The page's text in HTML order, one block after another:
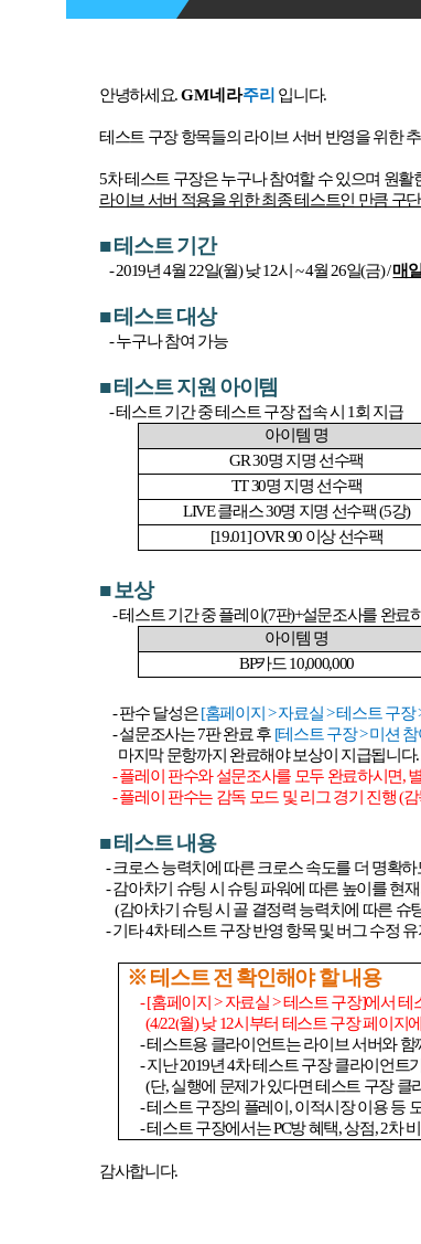
안녕하세요.GM네라주리 입니다.
테스트 구장 항목들의 라이브 서버 반영을 위한
5차 테스트 구장은 누구나 참여할 수 있으며 원
라이브 서버 적용을 위한 최종 테스트인 만큼 구
■테스트 기간
- 2019년 4월 22일(월)낮12시~ 4월 26일(금) /매
■테스트 대상
-누구나 참여 가능
■테스트 지원 아이템
-테스트 기간 중 테스트 구장 접속 시 1회 지급
아이템 명
GR 30명 지명 선수팩
TT 30명 지명 선수팩
LIVE클래스30명 지명 선수팩(5강)
[19.01] OVR 90 이상 선수팩
■보상
-테스트 기간 중 플레이(7판)+설문조사를 완료
아이템 명
BP카드 10,000,000
-판수 달성은[홈페이지>자료실>테스트 구장
-설문조사는7판 완료 후 [테스트 구장>미션
마지막 문항까지 완료해야 보상이 지급됩니다
-플레이 판수와 설문조사를 모두 완료하시면,
-플레이 판수는 감독 모드 및 리그 경기 진행(감
■테스트 내용
-크로스 능력치에 따른 크로스 속도를 더 명확하
-감아차기 슈팅 시 슈팅 파워에 따른 높이를 현
(감아차기 슈팅 시 골 결정력 능력치에 따른 슈
-기타4차 테스트 구장 반영 항목 및 버그 수정 유
※ 테스트 전 확인해야 할 내용
- [홈페이지 >자료실>테스트 구장]에서 테
(4/22(월)낮12시부터 테스트 구장 페이지
-테스트용 클라이언트는 라이브 서버와 함
-지난2019년4차 테스트 구장 클라이언트
(단,실행에 문제가 있다면 테스트 구장 클
-테스트 구장의 플레이 ,이적시장 이용 등
-테스트 구장에서는PC방 혜택,상점, 2차
감사합니다.